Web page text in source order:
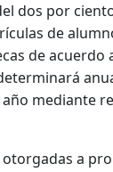
dos por
de
de acuerdo
mediante
otorgadas a